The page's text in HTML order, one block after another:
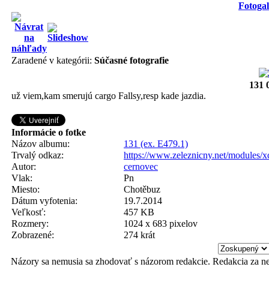
Zaradené v kategórii: Súčasné fotografie
131
už viem,kam smerujú cargo Fallsy,resp kade jazdia.
Informácie o fotke
Názov albumu:
131 (ex. E479.1)
Trvalý odkaz:
https://www.zeleznicny.net/modules/
Autor:
cernovec
Vlak:
Pn
Miesto:
Chotěbuz
Dátum vyfotenia:
19.7.2014
Veľkosť:
457 KB
Rozmery:
1024 x 683 pixelov
Zobrazené:
274 krát
Názory sa nemusia sa zhodovať s názorom redakcie. Redakcia za